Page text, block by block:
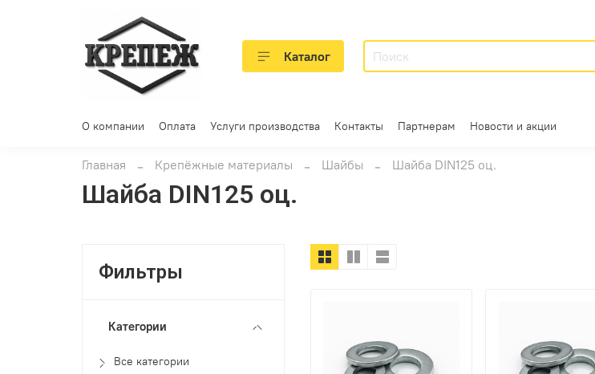
Каталог
О компании Оплата Услуги производства Контакты Партнерам Новости и акции
Главная Крепёжные материалы Шайбы Шайба DIN125 оц.
Шайба DIN125 оц.
Фильтры
Категории
Все категории